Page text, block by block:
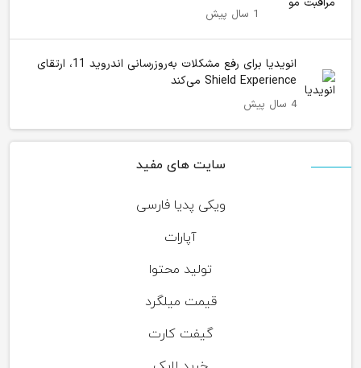
1 سال پیش
انویدیا برای رفع مشکلات به‌روزرسانی اندروید 11، ارتقای
Shield Experience می‌کند
4 سال پیش
سایت های مفید
ویکی پدیا فارسی
آپارات
تولید محتوا
قیمت میلگرد
گیفت کارت